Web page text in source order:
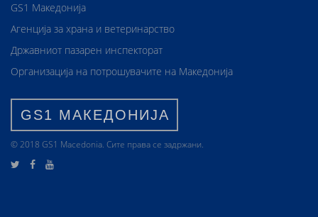
GS1 Македонија
Агенција за храна и ветеринарство
Државниот пазарен инспекторат
Организација на потрошувачите на Македонија
GS1 МАКЕДОНИЈА
© 2018 GS1 Маcedonia. Сите права се задржани.